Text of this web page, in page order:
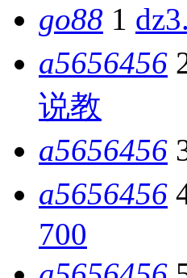
go88 1
a5656456
说教
a5656456
a5656456
700